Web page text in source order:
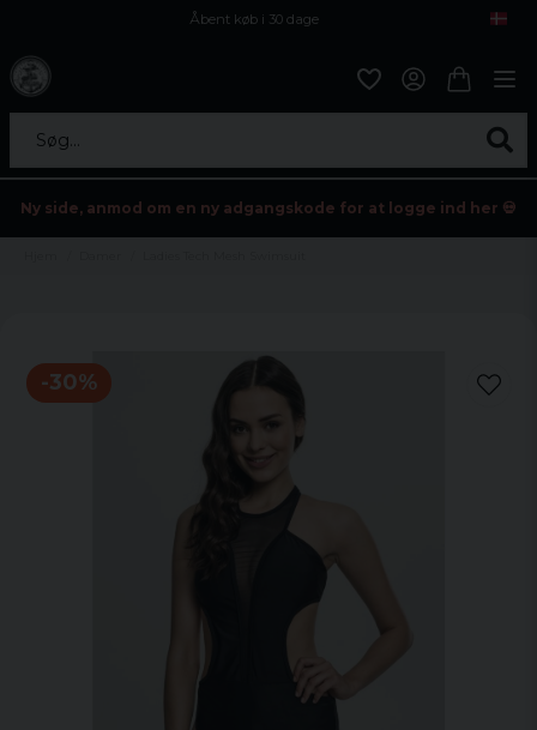
Åbent køb i 30 dage
Søg...
Ny side, anmod om en ny adgangskode for at logge ind her 💀
-30%